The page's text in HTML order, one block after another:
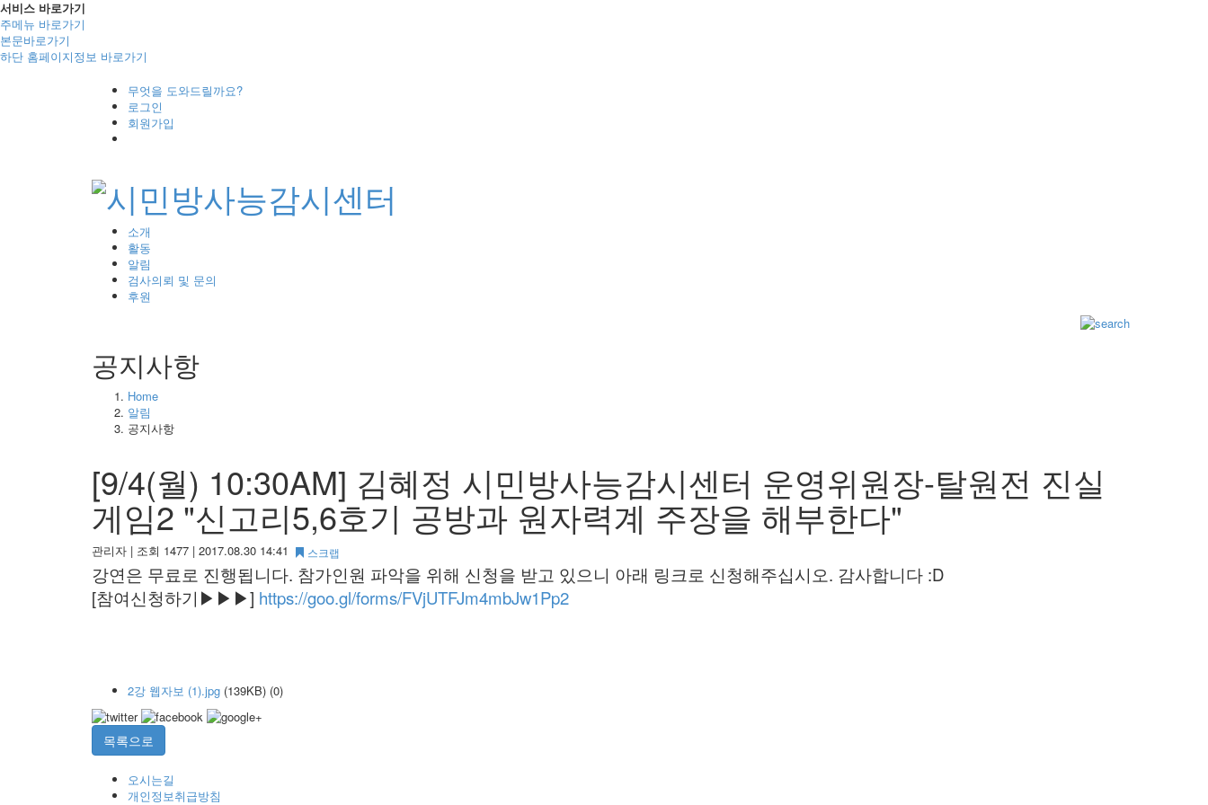
서비스 바로가기
주메뉴 바로가기
본문바로가기
하단 홈페이지정보 바로가기
무엇을 도와드릴까요?
로그인
회원가입
소개
활동
알림
검사의뢰 및 문의
후원
공지사항
Home
알림
공지사항
[9/4(월) 10:30AM] 김혜정 시민방사능감시센터 운영위원장-탈원전 진실
게임2 "신고리5,6호기 공방과 원자력계 주장을 해부한다"
관리자 | 조회 1477 | 2017.08.30 14:41 스크랩
강연은 무료로 진행됩니다. 참가인원 파악을 위해 신청을 받고 있으니 아래 링크로 신청해주십시오. 감사합니다 :D
[참여신청하기▶▶​▶​] https://goo.gl/forms/FVjUTFJm4mbJw1Pp2
2강 웹자보 (1).jpg (139KB) (0)
목록으로
오시는길
개인정보취급방침